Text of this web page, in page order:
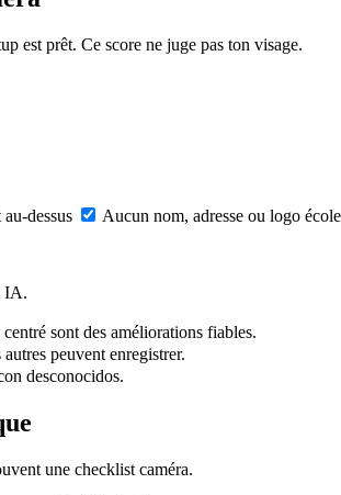
est prêt. Ce score ne juge pas ton visage.
dessus Aucun nom, adresse ou logo
IA.
sont des améliorations fiables.
peuvent enregistrer.
desconocidos.
une checklist caméra.